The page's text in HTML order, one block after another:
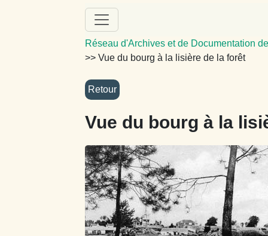
Réseau d'Archives et de Documentation
>> Vue du bourg à la lisière de la forêt
Vue du bourg à la